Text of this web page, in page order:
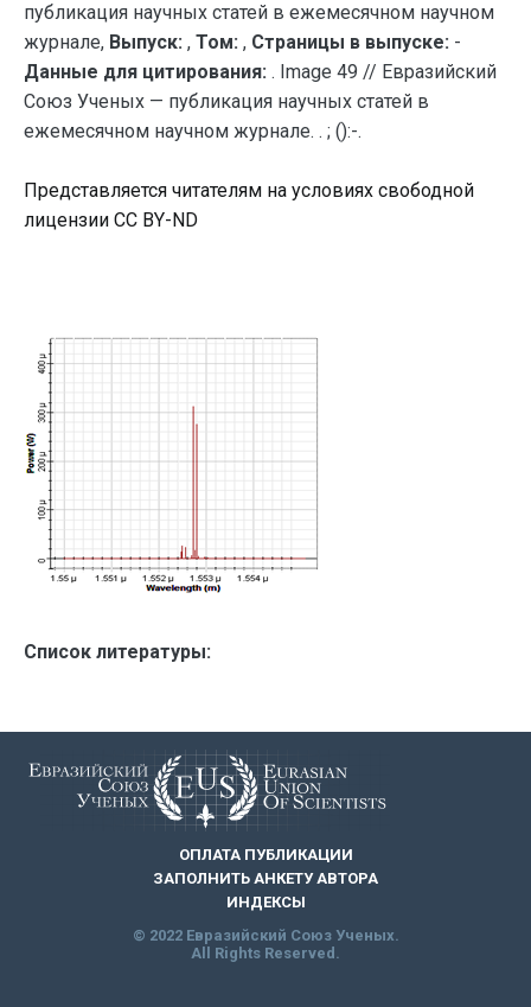
публикация научных статей в ежемесячном научном
журнале, Выпуск: , Том: , Страницы в выпуске: -
Данные для цитирования: . Image 49 // Евразийский
Союз Ученых — публикация научных статей в
ежемесячном научном журнале. . ; ():-.
Представляется читателям на условиях свободной
лицензии CC BY-ND
Список литературы:
ОПЛАТА ПУБЛИКАЦИИ
ЗАПОЛНИТЬ АНКЕТУ АВТОРА
ИНДЕКСЫ
© 2022 Евразийский Союз Ученых.
All Rights Reserved.